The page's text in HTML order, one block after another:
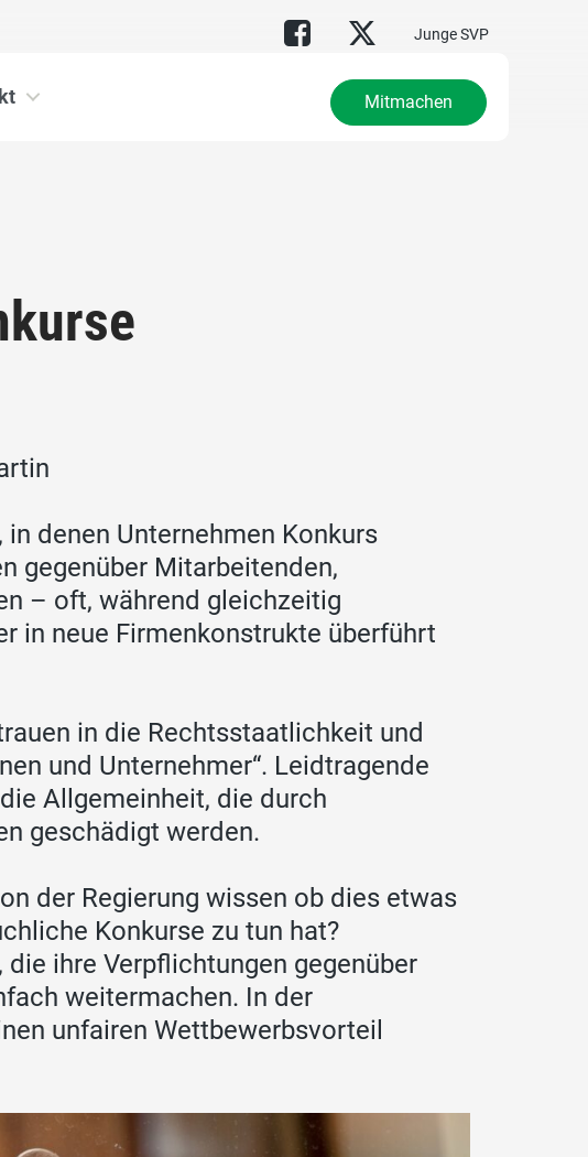
Junge SVP
Mitmachen
denen Unternehmen Konkurs
gegenüber Mitarbeitenden,
– oft, während gleichzeitig
in neue Firmenkonstrukte überführt
in die Rechtsstaatlichkeit und
und Unternehmer“. Leidtragende
Allgemeinheit, die durch
geschädigt werden.
der Regierung wissen ob dies etwas
Konkurse zu tun hat?
ihre Verpflichtungen gegenüber
weitermachen. In der
unfairen Wettbewerbsvorteil